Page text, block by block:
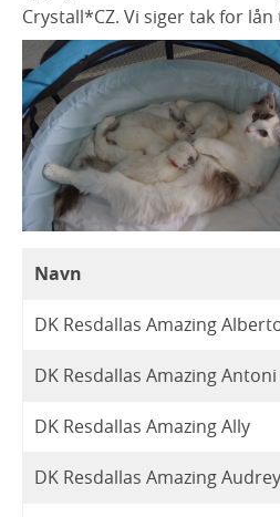
Billeder af
Theodora
Billeder afBetty
Loke
Darla
Vores
Planer
Planer
Planer
Planer
Tidligere
DK Resdallas
Iconic
DK Resdallas
Hera
Hope
Hector
DK Resdallas
Ginger
Franz
Ferdinand
Frankie
Fiona
DK Resdallas
Eddie
Erika
Elinor
DK Resdallas
Dolly
Dora
DK Resdallas
Chelsea
DK Resdallas
Crystall*CZ. Vi siger tak for lån
Navn
DK Resdallas Amazing
DK Resdallas Amazing Antoni
DK Resdallas Amazing Ally
DK Resdallas Amazing Audrey